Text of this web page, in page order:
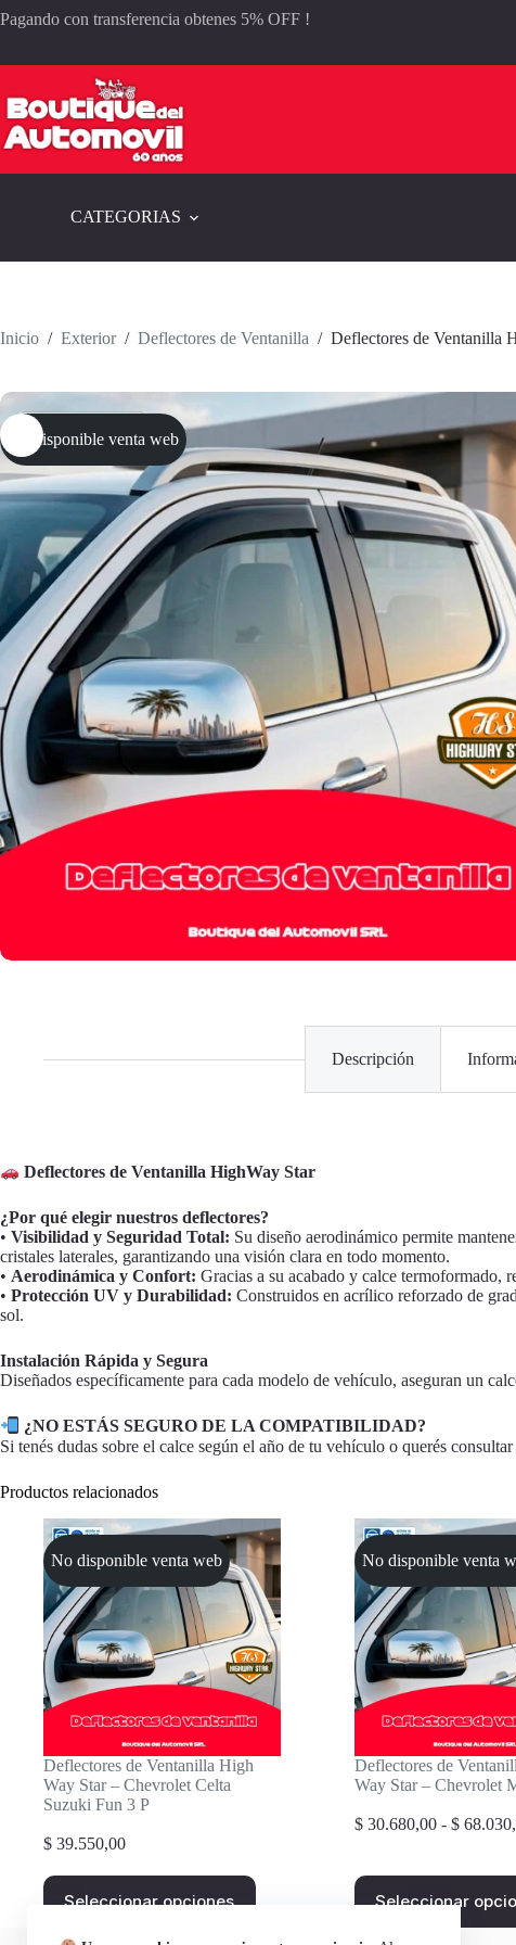
al
Pagando con transferencia obtenes 5% OFF !
CATEGORIAS
Inicio / Exterior / Deflectores de Ventanilla / Deflectores de Ventanilla
No disponible venta web
Descripción
Deflectores de Ventanilla HighWay Star
¿Por qué elegir nuestros deflectores?
• Visibilidad y Seguridad Total: Su diseño aerodinámico permite
cristales laterales, garantizando una visión clara en todo momento.
• Aerodinámica y Confort: Gracias a su acabado y calce termoformado,
• Protección UV y Durabilidad: Construidos en acrílico reforzado de
sol.
Instalación Rápida y Segura
Diseñados específicamente para cada modelo de vehículo, aseguran un
¿NO ESTÁS SEGURO DE LA COMPATIBILIDAD?
Si tenés dudas sobre el calce según el año de tu vehículo o querés
Productos relacionados
No disponible venta web
Deflectores de Ventanilla High
Way Star – Chevrolet Celta
Suzuki Fun 3 P
$ 39.550,00
Seleccionar opciones
Este
producto
No disponible venta
Deflectores de
Way Star – Chevrolet
$ 30.680,00 - $
Seleccionar
Este
producto